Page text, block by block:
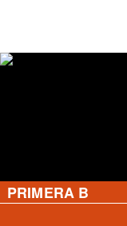
PRIMERA B